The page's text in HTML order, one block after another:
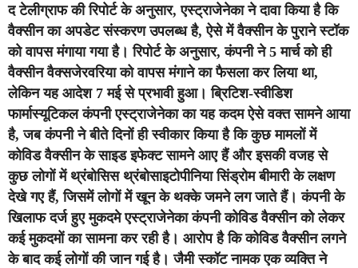
द टेलीग्राफ की रिपोर्ट के अनुसार, एस्ट्राजेनेका ने दावा किया है कि
वैक्सीन का अपडेट संस्करण उपलब्ध है, ऐसे में वैक्सीन के पुराने स्टॉक
को वापस मंगाया गया है। रिपोर्ट के अनुसार, कंपनी ने 5 मार्च को ही
वैक्सीन वैक्सजेरवरिया को वापस मंगाने का फैसला कर लिया था,
लेकिन यह आदेश 7 मई से प्रभावी हुआ। ब्रिटिश-स्वीडिश
फार्मास्यूटिकल कंपनी एस्ट्राजेनेका का यह कदम ऐसे वक्त सामने आया
है, जब कंपनी ने बीते दिनों ही स्वीकार किया है कि कुछ मामलों में
कोविड वैक्सीन के साइड इफेक्ट सामने आए हैं और इसकी वजह से
कुछ लोगों में थ्रंबोसिस थ्रंबोसाइटोपीनिया सिंड्रोम बीमारी के लक्षण
देखे गए हैं, जिसमें लोगों में खून के थक्के जमने लग जाते हैं।कंपनी के
खिलाफ दर्ज हुए मुकदमेएस्ट्राजेनेका कंपनी कोविड वैक्सीन को लेकर
कई मुकदमों का सामना कर रही है। आरोप है कि कोविड वैक्सीन लगने
के बाद कई लोगों की जान गई है। जैमी स्कॉट नामक एक व्यक्ति ने